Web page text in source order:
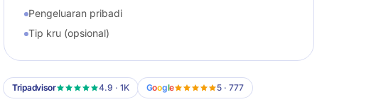
Pengeluaran pribadi
Tip kru (opsional)
Tripadvisor 4.9 · 1K Google 5 · 777